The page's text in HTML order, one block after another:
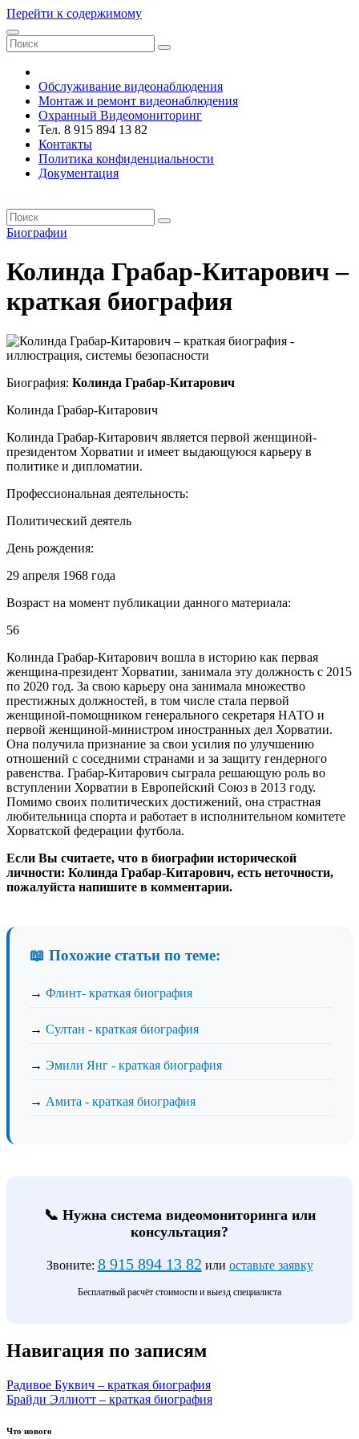
Перейти к содержимому
Обслуживание видеонаблюдения
Монтаж и ремонт видеонаблюдения
Охранный Видеомониторинг
Тел. 8 915 894 13 82
Контакты
Политика конфиденциальности
Документация
Биографии
Колинда Грабар-Китарович –
краткая биография
Биография: Колинда Грабар-Китарович
Колинда Грабар-Китарович
Колинда Грабар-Китарович является первой женщиной-
президентом Хорватии и имеет выдающуюся карьеру в
политике и дипломатии.
Профессиональная деятельность:
Политический деятель
День рождения:
29 апреля 1968 года
Возраст на момент публикации данного материала:
56
Колинда Грабар-Китарович вошла в историю как первая
женщина-президент Хорватии, занимала эту должность с 2015
по 2020 год. За свою карьеру она занимала множество
престижных должностей, в том числе стала первой
женщиной-помощником генерального секретаря НАТО и
первой женщиной-министром иностранных дел Хорватии.
Она получила признание за свои усилия по улучшению
отношений с соседними странами и за защиту гендерного
равенства. Грабар-Китарович сыграла решающую роль во
вступлении Хорватии в Европейский Союз в 2013 году.
Помимо своих политических достижений, она страстная
любительница спорта и работает в исполнительном комитете
Хорватской федерации футбола.
Если Вы считаете, что в биографии исторической
личности: Колинда Грабар-Китарович, есть неточности,
пожалуйста напишите в комментарии.
📖 Похожие статьи по теме:
→ Флинт- краткая биография
→ Султан - краткая биография
→ Эмили Янг - краткая биография
→ Амита - краткая биография
📞 Нужна система видеомониторинга или
консультация?
Звоните: 8 915 894 13 82 или оставьте заявку
Бесплатный расчёт стоимости и выезд специалиста
Навигация по записям
Радивое Буквич – краткая биография
Брайди Эллиотт – краткая биография
Что нового